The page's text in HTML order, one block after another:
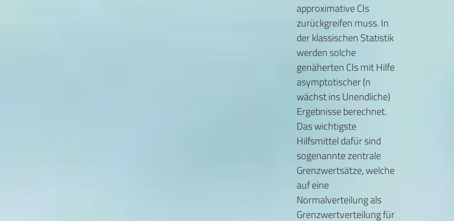
approximative CIs
zurückgreifen muss. In
der klassischen Statistik
werden solche
genäherten CIs mit Hilfe
asymptotischer (n
wächst ins Unendliche)
Ergebnisse berechnet.
Das wichtigste
Hilfsmittel dafür sind
sogenannte zentrale
Grenzwertsätze, welche
auf eine
Normalverteilung als
Grenzwertverteilung für